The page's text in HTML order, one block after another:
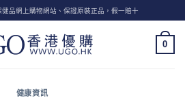
品網上購物網站、保證原裝正品，假一賠十
0
健康資訊